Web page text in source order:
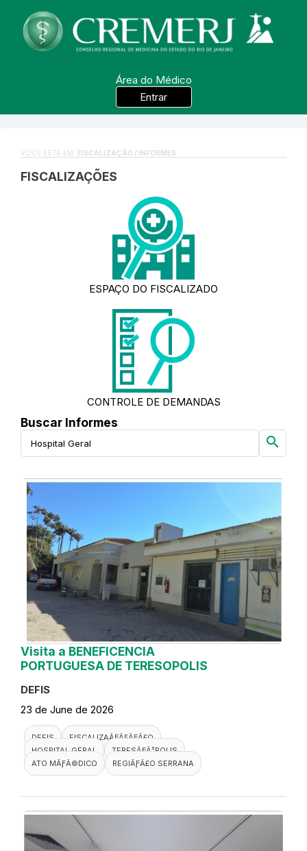
Área do Médico
Entrar
VOCÊ ESTÁ EM: FISCALIZAÇÃO / INFORMES
FISCALIZAÇÕES
ESPAÇO DO FISCALIZADO
CONTROLE DE DEMANDAS
Buscar Informes
search
Visita a BENEFICENCIA
PORTUGUESA DE TERESOPOLIS
DEFIS
23 de June de 2026
DEFIS
FISCALIZAÃƑÂ§ÃƑÂ£O
HOSPITAL GERAL
TERESÃƑÂ³POLIS
ATO MÃƑÂ©DICO
REGIÃƑÂ£O SERRANA